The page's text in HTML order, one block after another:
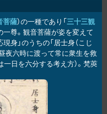
菩薩）の一種であり「三十三観
一尊。観音菩薩が姿を変えて
身」のうちの「居士身（こじ
夜六時に渡って常に衆生を救
一日を六分する考え方）。梵莢